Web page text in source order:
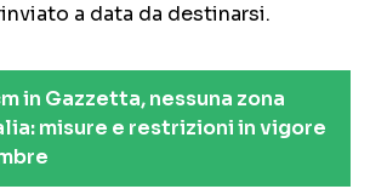
a data da destinarsi.
in Gazzetta, nessuna zona
misure e restrizioni in vigore